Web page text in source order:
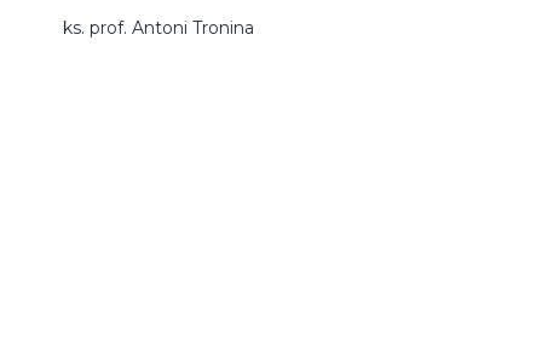
ks. prof. Antoni Tronina